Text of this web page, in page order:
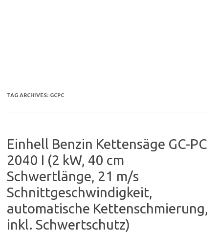
TAG ARCHIVES: GCPC
Einhell Benzin Kettensäge GC-PC
2040 I (2 kW, 40 cm
Schwertlänge, 21 m/s
Schnittgeschwindigkeit,
automatische Kettenschmierung,
inkl. Schwertschutz)